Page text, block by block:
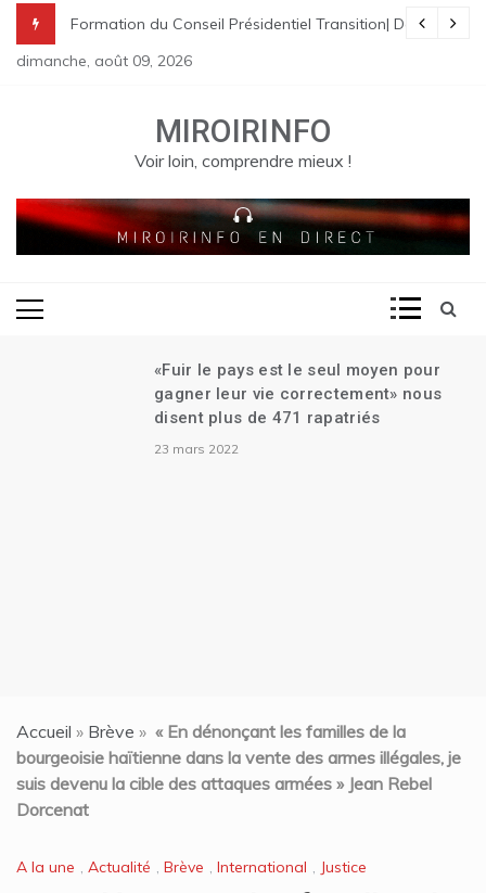
content
à St Raphael | Le premier Garry Conille rencontre les
pénale en Haïti
Transition| Ariel Henry remet sa démission| Le Canada se
Formation du Conseil Présidentiel Transition|
dimanche, août 09, 2026
MIROIRINFO
Voir loin, comprendre mieux !
«Fuir le pays est le seul moyen pour
gagner leur vie correctement» nous
disent plus de 471 rapatriés
23 mars 2022
Accueil » Brève » « En dénonçant les familles de la
bourgeoisie haïtienne dans la vente des armes illégales, je
suis devenu la cible des attaques armées » Jean Rebel
Dorcenat
A la une , Actualité , Brève , International , Justice